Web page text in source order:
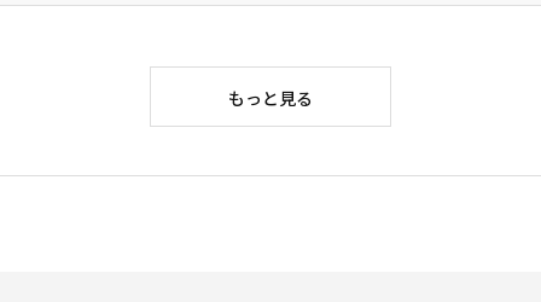
もっと見る